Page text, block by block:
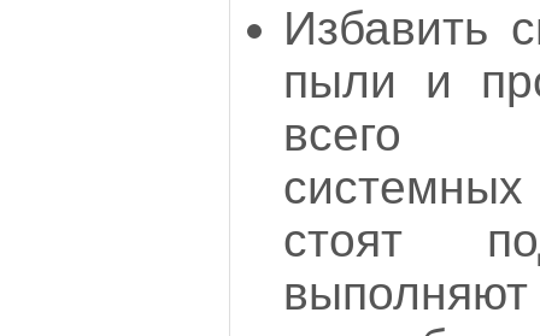
Избавить
пыли и
всего
стоят